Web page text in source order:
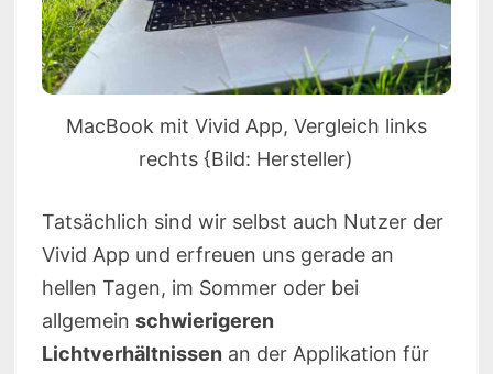
MacBook mit Vivid App, Vergleich links
rechts {Bild: Hersteller)
Tatsächlich sind wir selbst auch Nutzer der
Vivid App und erfreuen uns gerade an
hellen Tagen, im Sommer oder bei
allgemein schwierigeren
Lichtverhältnissen an der Applikation für